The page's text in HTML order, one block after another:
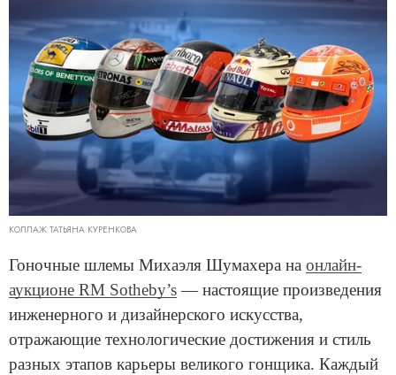
КОЛЛАЖ ТАТЬЯНА КУРЕНКОВА
Гоночные шлемы Михаэля Шумахера на онлайн-
аукционе RM Sotheby’s— настоящие произведения
инженерного и дизайнерского искусства,
отражающие технологические достижения и стиль
разных этапов карьеры великого гонщика. Каждый